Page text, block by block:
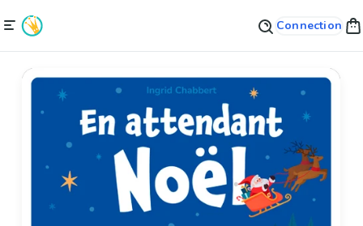
Connection